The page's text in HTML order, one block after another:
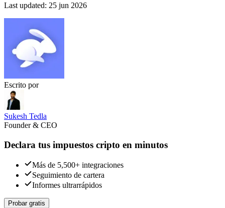
Last updated: 25 jun 2026
Escrito por
Sukesh Tedla
Founder & CEO
Declara tus impuestos cripto en minutos
Más de 5,500+ integraciones
Seguimiento de cartera
Informes ultrarrápidos
Probar gratis